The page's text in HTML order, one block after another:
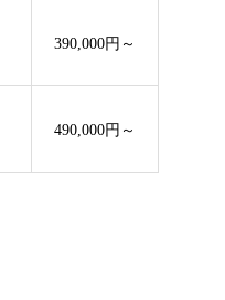
390,000円～
490,000円～